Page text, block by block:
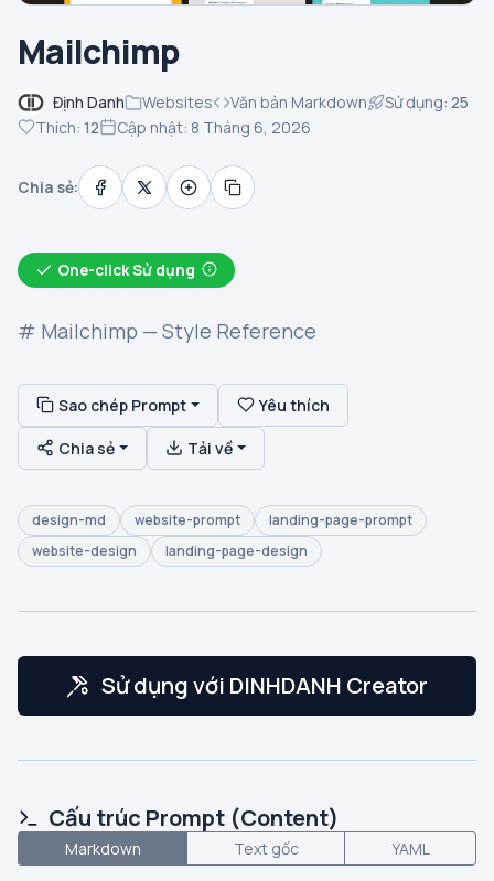
Mailchimp
Định Danh Websites Văn bản Markdown Sử dụng: 25
Thích: 12 Cập nhật: 8 Tháng 6, 2026
Chia sẻ:
One-click Sử dụng
# Mailchimp — Style Reference
Sao chép Prompt Yêu thích
Chia sẻ Tải về
design-md website-prompt
landing-page-prompt
website-design
landing-page-design
Sử dụng với DINHDANH Creator
Cấu trúc Prompt (Content)
Markdown Text gốc YAML